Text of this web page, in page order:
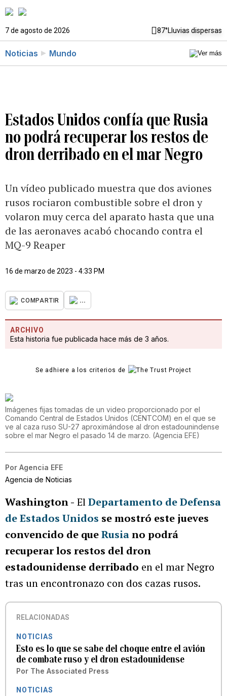
7 de agosto de 2026 87°Lluvias dispersas
Noticias Mundo
Estados Unidos confía que Rusia
no podrá recuperar los restos de
dron derribado en el mar Negro
Un vídeo publicado muestra que dos aviones
rusos rociaron combustible sobre el dron y
volaron muy cerca del aparato hasta que una
de las aeronaves acabó chocando contra el
MQ-9 Reaper
16 de marzo de 2023 - 4:33 PM
COMPARTIR ...
ARCHIVO
Esta historia fue publicada hace más de 3 años.
Se adhiere a los criterios de
Imágenes fijas tomadas de un video proporcionado por el
Comando Central de Estados Unidos (CENTCOM) en el que se
ve al caza ruso SU-27 aproximándose al dron estadounindense
sobre el mar Negro el pasado 14 de marzo. (Agencia EFE)
Por Agencia EFE
Agencia de Noticias
Washington - ElDepartamento de Defensa
de Estados Unidos se mostró este jueves
convencido de queRusiano podrá
recuperar los restos del dron
estadounidense derribado en el mar Negro
tras un encontronazo con dos cazas rusos.
RELACIONADAS
NOTICIAS
Esto es lo que se sabe del choque entre el avión
de combate ruso y el dron estadounidense
Por The Associated Press
NOTICIAS